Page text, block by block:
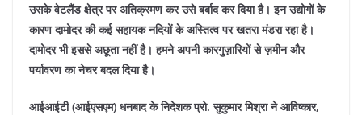
उसके वेटलैंड क्षेत्र पर अतिक्रमण कर उसे बर्बाद कर दिया है। इन उद्योगों के
कारण दामोदर की कई सहायक नदियों के अस्तित्व पर खतरा मंडरा रहा है।
दामोदर भी इससे अछूता नहीं है। हमने अपनी कारगुज़ारियों से ज़मीन और
पर्यावरण का नेचर बदल दिया है।
आईआईटी (आईएसएम) धनबाद के निदेशक प्रो. सुकुमार मिश्रा ने आविष्कार,